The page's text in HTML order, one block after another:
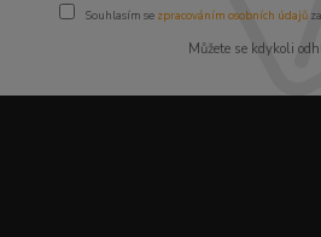
Souhlasím se zpracováním osobních údajů
Můžete se kdykoli